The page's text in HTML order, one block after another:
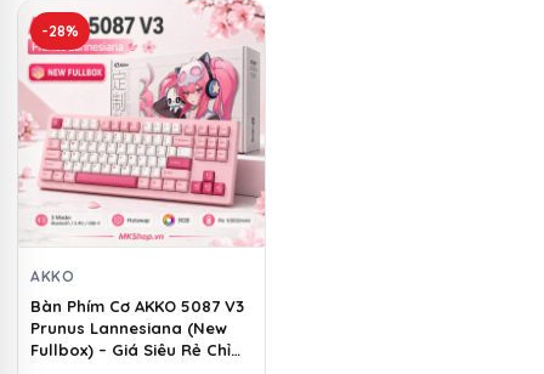
-28%
AKKO
Bàn Phím Cơ AKKO 5087 V3
Prunus Lannesiana (New
Fullbox) – Giá Siêu Rẻ Chỉ